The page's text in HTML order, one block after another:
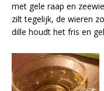
met gele raap en
zilt tegelijk, de wieren
dille houdt het fris en